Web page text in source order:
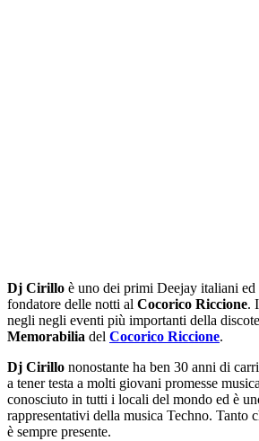
Dj Cirillo è uno dei primi Deejay italiani ed
fondatore delle notti al Cocorico Riccione.
negli negli eventi più importanti della
Memorabilia del Cocorico Riccione.
Dj Cirillo nonostante ha ben 30 anni di
a tener testa a molti giovani promesse
conosciuto in tutti i locali del mondo ed è
rappresentativi della musica Techno. Tanto
è sempre presente.